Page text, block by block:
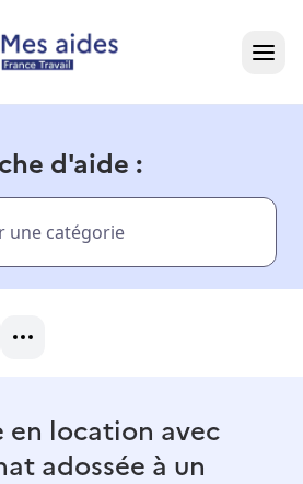
d'aide :
une catégorie
en location avec
adossée à un